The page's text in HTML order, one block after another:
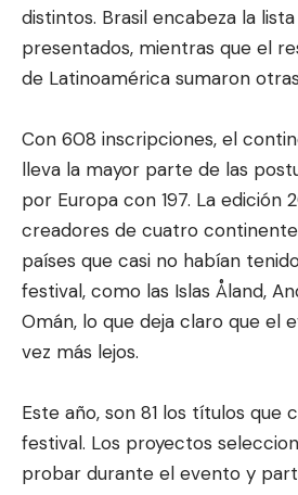
distintos. Brasil encabeza la
presentados, mientras que el
de Latinoamérica sumaron
Con 608 inscripciones, el
lleva la mayor parte de las
por Europa con 197. La edición
creadores de cuatro
países que casi no habían
festival, como las Islas Åland,
Omán, lo que deja claro que el
vez más lejos.
Este año, son 81 los títulos que
festival. Los proyectos
probar durante el evento y